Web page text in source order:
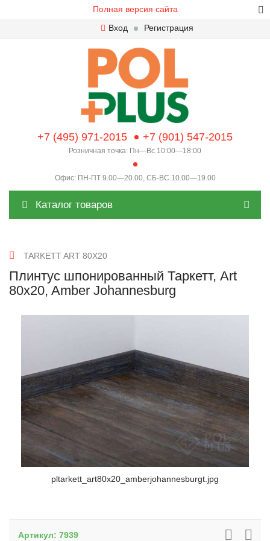
Полная версия сайта
Вход
Регистрация
+7 (495) 971-2015 +7 (901) 547-2015
Розничная точка: Пн—Вс 10:00—18:00
Офис: ПН-ПТ 9.00—20.00, СБ-ВС 10.00—19.00
Каталог товаров
TARKETT ART 80X20
Плинтус шпонированный Таркетт, Art
80x20, Amber Johannesburg
pltarkett_art80x20_amberjohannesburgt.jpg
Артикул: 7939